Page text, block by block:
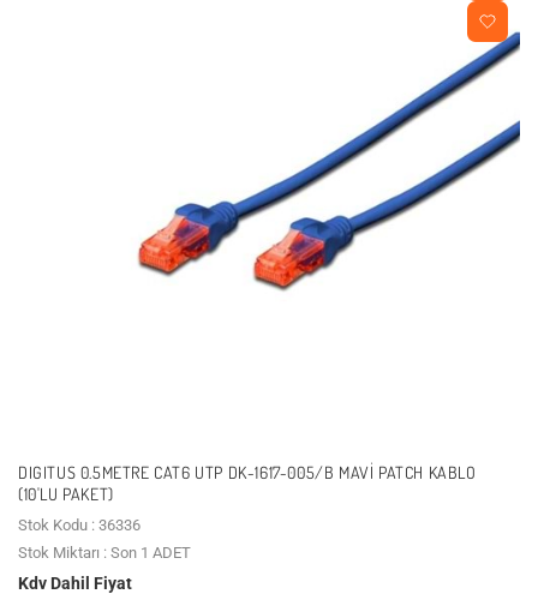
DIGITUS 0.5METRE CAT6 UTP DK-1617-005/B MAVI PATCH KABLO
(10'LU PAKET)
Stok Kodu : 36336
Stok Miktarı : Son 1 ADET
Kdv Dahil Fiyat